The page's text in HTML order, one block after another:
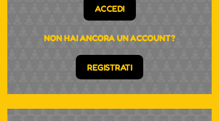
ACCEDI
NON HAI ANCORA UN ACCOUNT?
REGISTRATI